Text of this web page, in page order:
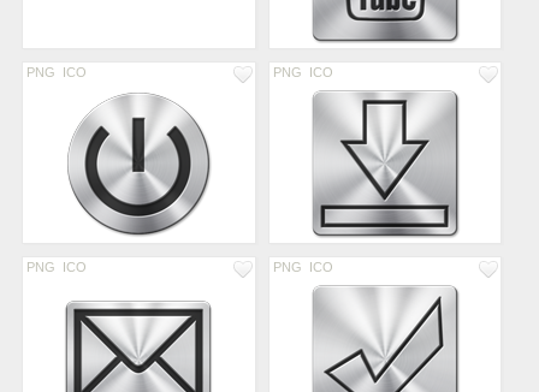
PNG ICO PNG ICO
PNG ICO PNG ICO